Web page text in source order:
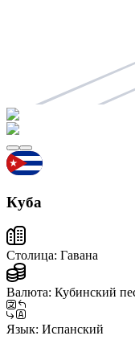
Куба
Столица: Гавана
Валюта: Кубинский
Язык: Испанский